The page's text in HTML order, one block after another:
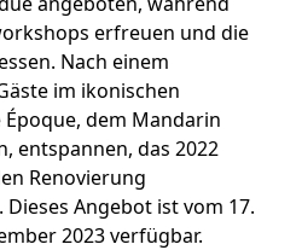
erfreuen und die
Nach einem
im ikonischen
dem Mandarin
entspannen, das 2022
Renovierung
Angebot ist vom 17.
2023 verfügbar.